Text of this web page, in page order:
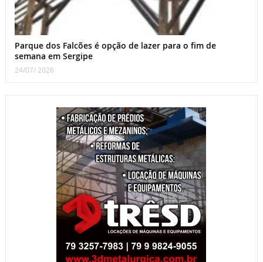
Parque dos Falcões é opção de lazer para o fim de
semana em Sergipe
24/07/ 2026